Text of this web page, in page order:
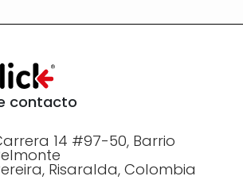
contacto
14 #97-50, Barrio
Risaralda, Colombia